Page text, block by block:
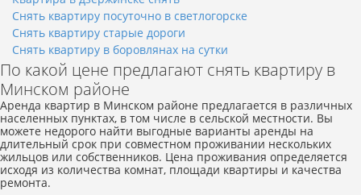
Снять квартиру посуточно в светлогорске
Снять квартиру старые дороги
Снять квартиру в боровлянах на сутки
По какой цене предлагают снять квартиру в
Минском районе
Аренда квартир в Минском районе предлагается в различных
населенных пунктах, в том числе в сельской местности. Вы
можете недорого найти выгодные варианты аренды на
длительный срок при совместном проживании нескольких
жильцов или собственников. Цена проживания определяется
исходя из количества комнат, площади квартиры и качества
ремонта.